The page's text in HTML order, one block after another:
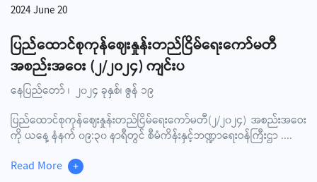
2024 June 20
ပြည်ထောင်စုကုန်ဈေးနှုန်းတည်ငြိမ်ရေးကော်မတီ
အစည်းအဝေး (၂/၂၀၂၄) ကျင်းပ
နေပြည်တော် ၊ ၂၀၂၄ ခုနှစ်၊ ဇွန် ၁၉
ပြည်ထောင်စုကုန်ဈေးနှုန်းတည်ငြိမ်ရေးကော်မတီ(၂/၂၀၂၄) အစည်းအဝေး
ကို ယနေ့ နံနက် ၀၉:၃၀ နာရီတွင် စီမံကိန်းနှင့်ဘဏ္ဍာရေးဝန်ကြီးဌာ ....
Read More +